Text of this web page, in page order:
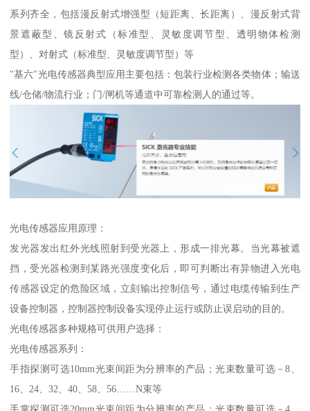
系列齐全，包括漫反射式增强型（短距离、长距离）、漫反射式背
景遮蔽型、镜反射式（标准型、灵敏度调节型、透明物体检测
型）、对射式（标准型、灵敏度调节型）等
"基六"光电传感器典型应用主要包括：包装行业检测各类物体；输送
线/仓储/物流行业；门/闸机等通道中可靠检测人的通过等。
光电传感器应用原理：
发光器发出红外光线照射到受光器上，形成一排光幕。当光幕被遮
挡，受光器检测到某路光强度变化后，即可判断出有异物进入光电
传感器设定的危险区域，立刻输出控制信号，通过电缆传输到生产
设备控制器，控制器控制设备实现停止运行或防止误启动的目的。
光电传感器多种规格可供用户选择：
光电传感器系列：
手指探测可选10mm光束间距为分辨率的产品；光束数量可选－8、
16、24、32、40、58、56……N束等
手掌探测可选20mm光束间距为分辨率的产品；光束数量可选－4、